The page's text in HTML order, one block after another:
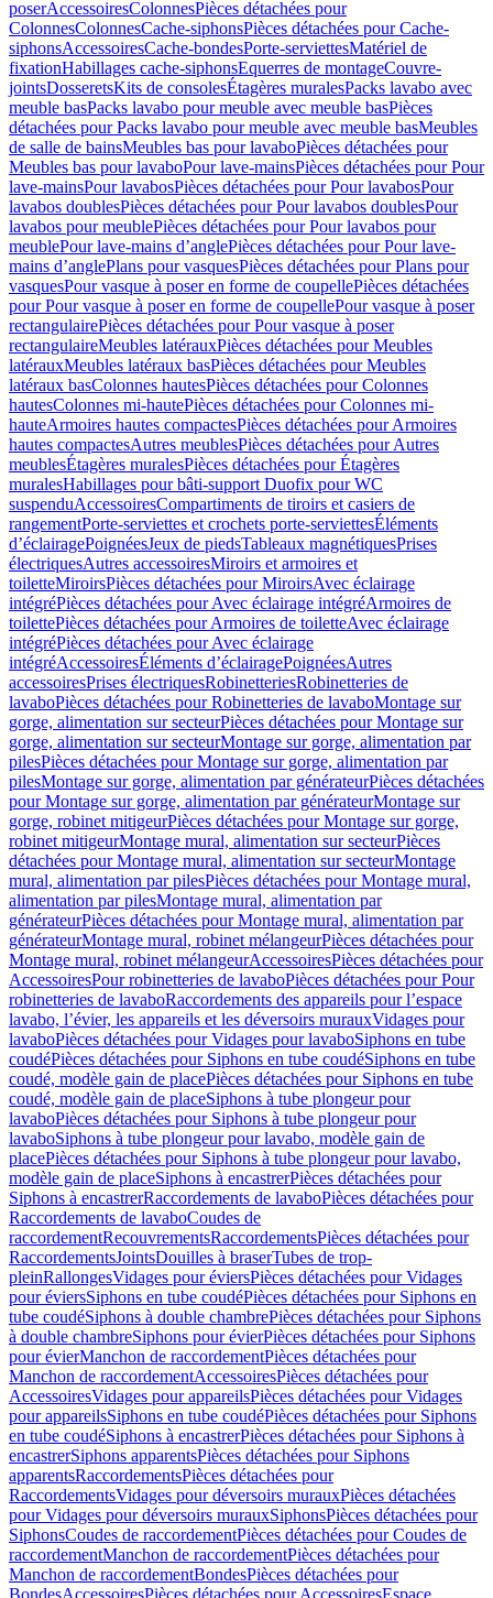
poserAccessoiresColonnesPièces détachées pour
ColonnesColonnesCache-siphonsPièces détachées pour Cache-
siphonsAccessoiresCache-bondesPorte-serviettesMatériel de
fixationHabillages cache-siphonsEquerres de montageCouvre-
jointsDosseretsKits de consolesÉtagères muralesPacks lavabo avec
meuble basPacks lavabo pour meuble avec meuble basPièces
détachées pour Packs lavabo pour meuble avec meuble basMeubles
de salle de bainsMeubles bas pour lavaboPièces détachées pour
Meubles bas pour lavaboPour lave-mainsPièces détachées pour Pour
lave-mainsPour lavabosPièces détachées pour Pour lavabosPour
lavabos doublesPièces détachées pour Pour lavabos doublesPour
lavabos pour meublePièces détachées pour Pour lavabos pour
meublePour lave-mains d’anglePièces détachées pour Pour lave-
mains d’anglePlans pour vasquesPièces détachées pour Plans pour
vasquesPour vasque à poser en forme de coupellePièces détachées
pour Pour vasque à poser en forme de coupellePour vasque à poser
rectangulairePièces détachées pour Pour vasque à poser
rectangulaireMeubles latérauxPièces détachées pour Meubles
latérauxMeubles latéraux basPièces détachées pour Meubles
latéraux basColonnes hautesPièces détachées pour Colonnes
hautesColonnes mi-hautePièces détachées pour Colonnes mi-
hauteArmoires hautes compactesPièces détachées pour Armoires
hautes compactesAutres meublesPièces détachées pour Autres
meublesÉtagères muralesPièces détachées pour Étagères
muralesHabillages pour bâti-support Duofix pour WC
suspenduAccessoiresCompartiments de tiroirs et casiers de
rangementPorte-serviettes et crochets porte-serviettesÉléments
d’éclairagePoignéesJeux de piedsTableaux magnétiquesPrises
électriquesAutres accessoiresMiroirs et armoires et
toiletteMiroirsPièces détachées pour MiroirsAvec éclairage
intégréPièces détachées pour Avec éclairage intégréArmoires de
toilettePièces détachées pour Armoires de toiletteAvec éclairage
intégréPièces détachées pour Avec éclairage
intégréAccessoiresÉléments d’éclairagePoignéesAutres
accessoiresPrises électriquesRobinetteriesRobinetteries de
lavaboPièces détachées pour Robinetteries de lavaboMontage sur
gorge, alimentation sur secteurPièces détachées pour Montage sur
gorge, alimentation sur secteurMontage sur gorge, alimentation par
pilesPièces détachées pour Montage sur gorge, alimentation par
pilesMontage sur gorge, alimentation par générateurPièces détachées
pour Montage sur gorge, alimentation par générateurMontage sur
gorge, robinet mitigeurPièces détachées pour Montage sur gorge,
robinet mitigeurMontage mural, alimentation sur secteurPièces
détachées pour Montage mural, alimentation sur secteurMontage
mural, alimentation par pilesPièces détachées pour Montage mural,
alimentation par pilesMontage mural, alimentation par
générateurPièces détachées pour Montage mural, alimentation par
générateurMontage mural, robinet mélangeurPièces détachées pour
Montage mural, robinet mélangeurAccessoiresPièces détachées pour
AccessoiresPour robinetteries de lavaboPièces détachées pour Pour
robinetteries de lavaboRaccordements des appareils pour l’espace
lavabo, l’évier, les appareils et les déversoirs murauxVidages pour
lavaboPièces détachées pour Vidages pour lavaboSiphons en tube
coudéPièces détachées pour Siphons en tube coudéSiphons en tube
coudé, modèle gain de placePièces détachées pour Siphons en tube
coudé, modèle gain de placeSiphons à tube plongeur pour
lavaboPièces détachées pour Siphons à tube plongeur pour
lavaboSiphons à tube plongeur pour lavabo, modèle gain de
placePièces détachées pour Siphons à tube plongeur pour lavabo,
modèle gain de placeSiphons à encastrerPièces détachées pour
Siphons à encastrerRaccordements de lavaboPièces détachées pour
Raccordements de lavaboCoudes de
raccordementRecouvrementsRaccordementsPièces détachées pour
RaccordementsJointsDouilles à braserTubes de trop-
pleinRallongesVidages pour éviersPièces détachées pour Vidages
pour éviersSiphons en tube coudéPièces détachées pour Siphons en
tube coudéSiphons à double chambrePièces détachées pour Siphons
à double chambreSiphons pour évierPièces détachées pour Siphons
pour évierManchon de raccordementPièces détachées pour
Manchon de raccordementAccessoiresPièces détachées pour
AccessoiresVidages pour appareilsPièces détachées pour Vidages
pour appareilsSiphons en tube coudéPièces détachées pour Siphons
en tube coudéSiphons à encastrerPièces détachées pour Siphons à
encastrerSiphons apparentsPièces détachées pour Siphons
apparentsRaccordementsPièces détachées pour
RaccordementsVidages pour déversoirs murauxPièces détachées
pour Vidages pour déversoirs murauxSiphonsPièces détachées pour
SiphonsCoudes de raccordementPièces détachées pour Coudes de
raccordementManchon de raccordementPièces détachées pour
Manchon de raccordementBondesPièces détachées pour
BondesAccessoiresPièces détachées pour AccessoiresEspace